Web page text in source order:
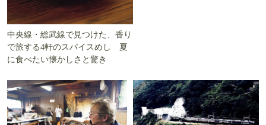
中央線・総武線で見つけた、香り
で旅する4軒のスパイスめし 夏
に食べたい懐かしさと驚き